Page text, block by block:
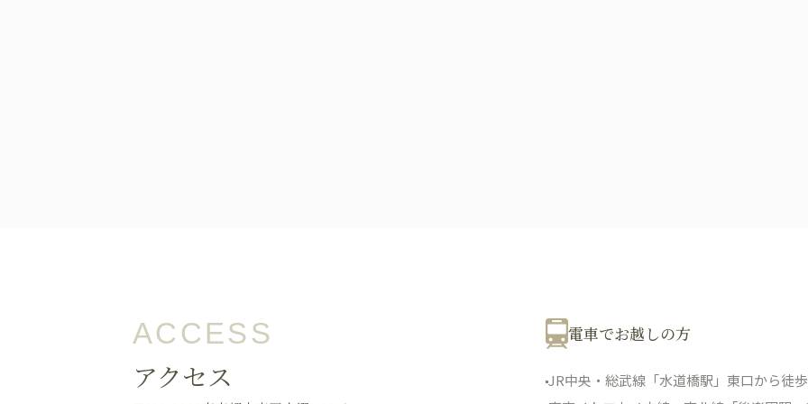
ACCESS
アクセス
電車でお越しの方
JR中央・総武線「水道橋駅」東口から徒